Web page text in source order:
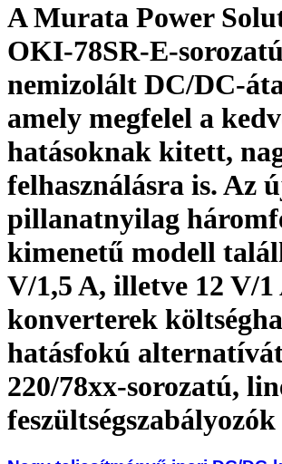
A Murata Power
OKI-78SR-E-
nemizolált DC/DC-
amely megfelel a
hatásoknak kitett,
felhasználásra is. Az
pillanatnyilag
kimenetű modell
V/1,5 A, illetve 12 V/
konverterek
hatásfokú
220/78xx-sorozatú,